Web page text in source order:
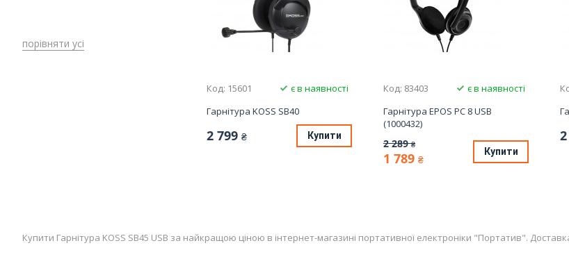
порівняти усі
Код: 15601
є в наявності
Гарнітура KOSS SB40
2 799 ₴ Купити
Код: 83403
є в наявності
Гарнітура EPOS PC 8 USB
(1000432)
2 289 ₴
1 789 ₴
Купити
Купити Гарнітура KOSS SB45 USB за найкращою ціною в інтернет-магазині портативної електроніки "Портатив". Доставка